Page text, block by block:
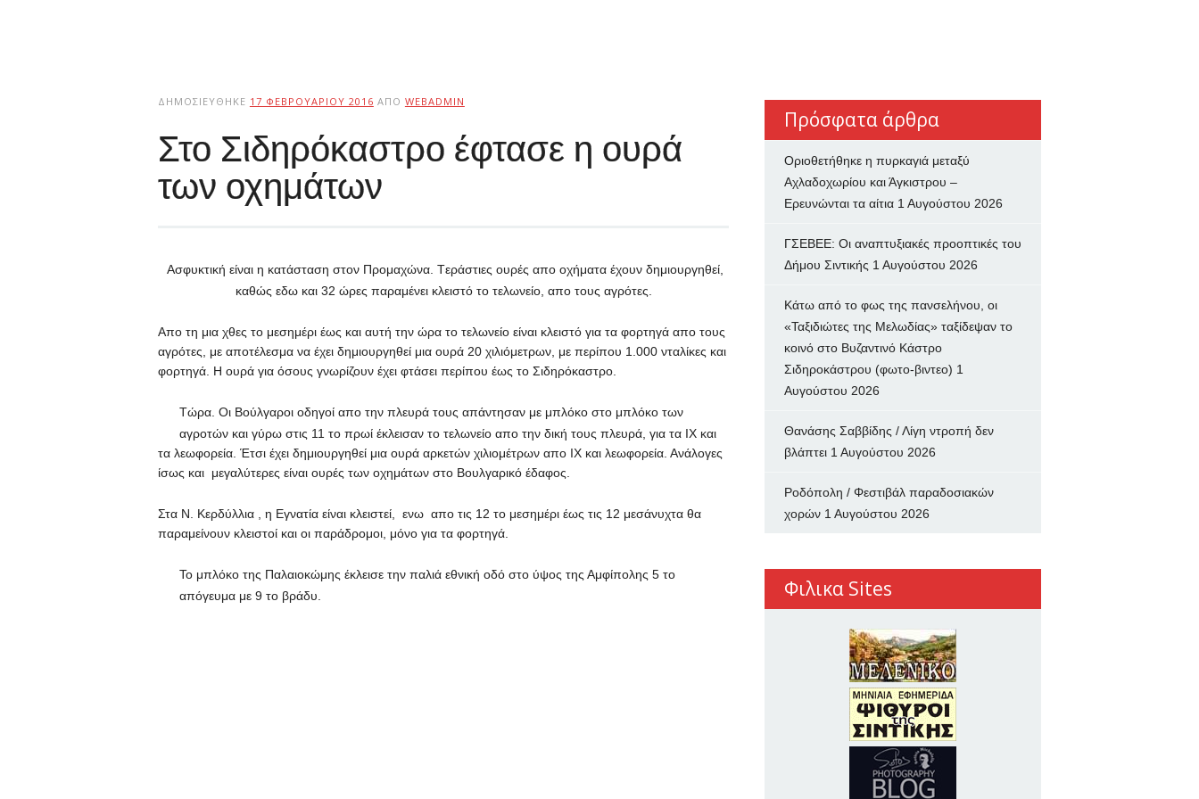
ΔΗΜΟΣΙΕΎΘΗΚΕ 17 ΦΕΒΡΟΥΑΡΊΟΥ 2016 ΑΠΌ WEBADMIN
Στο Σιδηρόκαστρο έφτασε η ουρά
των οχημάτων
Ασφυκτική είναι η κατάσταση στον Προμαχώνα. Tεράστιες ουρές απο οχήματα έχουν δημιουργηθεί,
καθώς εδω και 32 ώρες παραμένει κλειστό το τελωνείο, απο τους αγρότες.
Απο τη μια χθες το μεσημέρι έως και αυτή την ώρα το τελωνείο είναι κλειστό για τα φορτηγά απο τους
αγρότες, με αποτέλεσμα να έχει δημιουργηθεί μια ουρά 20 χιλιόμετρων, με περίπου 1.000 νταλίκες και
φορτηγά. Η ουρά για όσους γνωρίζουν έχει φτάσει περίπου έως το Σιδηρόκαστρο.
Τώρα. Οι Βούλγαροι οδηγοί απο την πλευρά τους απάντησαν με μπλόκο στο μπλόκο των
αγροτών και γύρω στις 11 το πρωί έκλεισαν το τελωνείο απο την δική τους πλευρά, για τα ΙΧ και
τα λεωφορεία. Έτσι έχει δημιουργηθεί μια ουρά αρκετών χιλιομέτρων απο ΙΧ και λεωφορεία. Ανάλογες
ίσως και μεγαλύτερες είναι ουρές των οχημάτων στο Βουλγαρικό έδαφος.
Στα Ν. Κερδύλλια , η Εγνατία είναι κλειστεί, ενω απο τις 12 το μεσημέρι έως τις 12 μεσάνυχτα θα
παραμείνουν κλειστοί και οι παράδρομοι, μόνο για τα φορτηγά.
Το μπλόκο της Παλαιοκώμης έκλεισε την παλιά εθνική οδό στο ύψος της Αμφίπολης 5 το
απόγευμα με 9 το βράδυ.
Πρόσφατα άρθρα
Οριοθετήθηκε η πυρκαγιά μεταξύ
Αχλαδοχωρίου και Άγκιστρου –
Ερευνώνται τα αίτια 1 Αυγούστου 2026
ΓΣΕΒΕΕ: Οι αναπτυξιακές προοπτικές του
Δήμου Σιντικής 1 Αυγούστου 2026
Κάτω από το φως της πανσελήνου, οι
«Ταξιδιώτες της Μελωδίας» ταξίδεψαν το
κοινό στο Βυζαντινό Κάστρο
Σιδηροκάστρου (φωτο-βιντεο) 1
Αυγούστου 2026
Θανάσης Σαββίδης / Λίγη ντροπή δεν
βλάπτει 1 Αυγούστου 2026
Ροδόπολη / Φεστιβάλ παραδοσιακών
χορών 1 Αυγούστου 2026
Φιλικα Sites